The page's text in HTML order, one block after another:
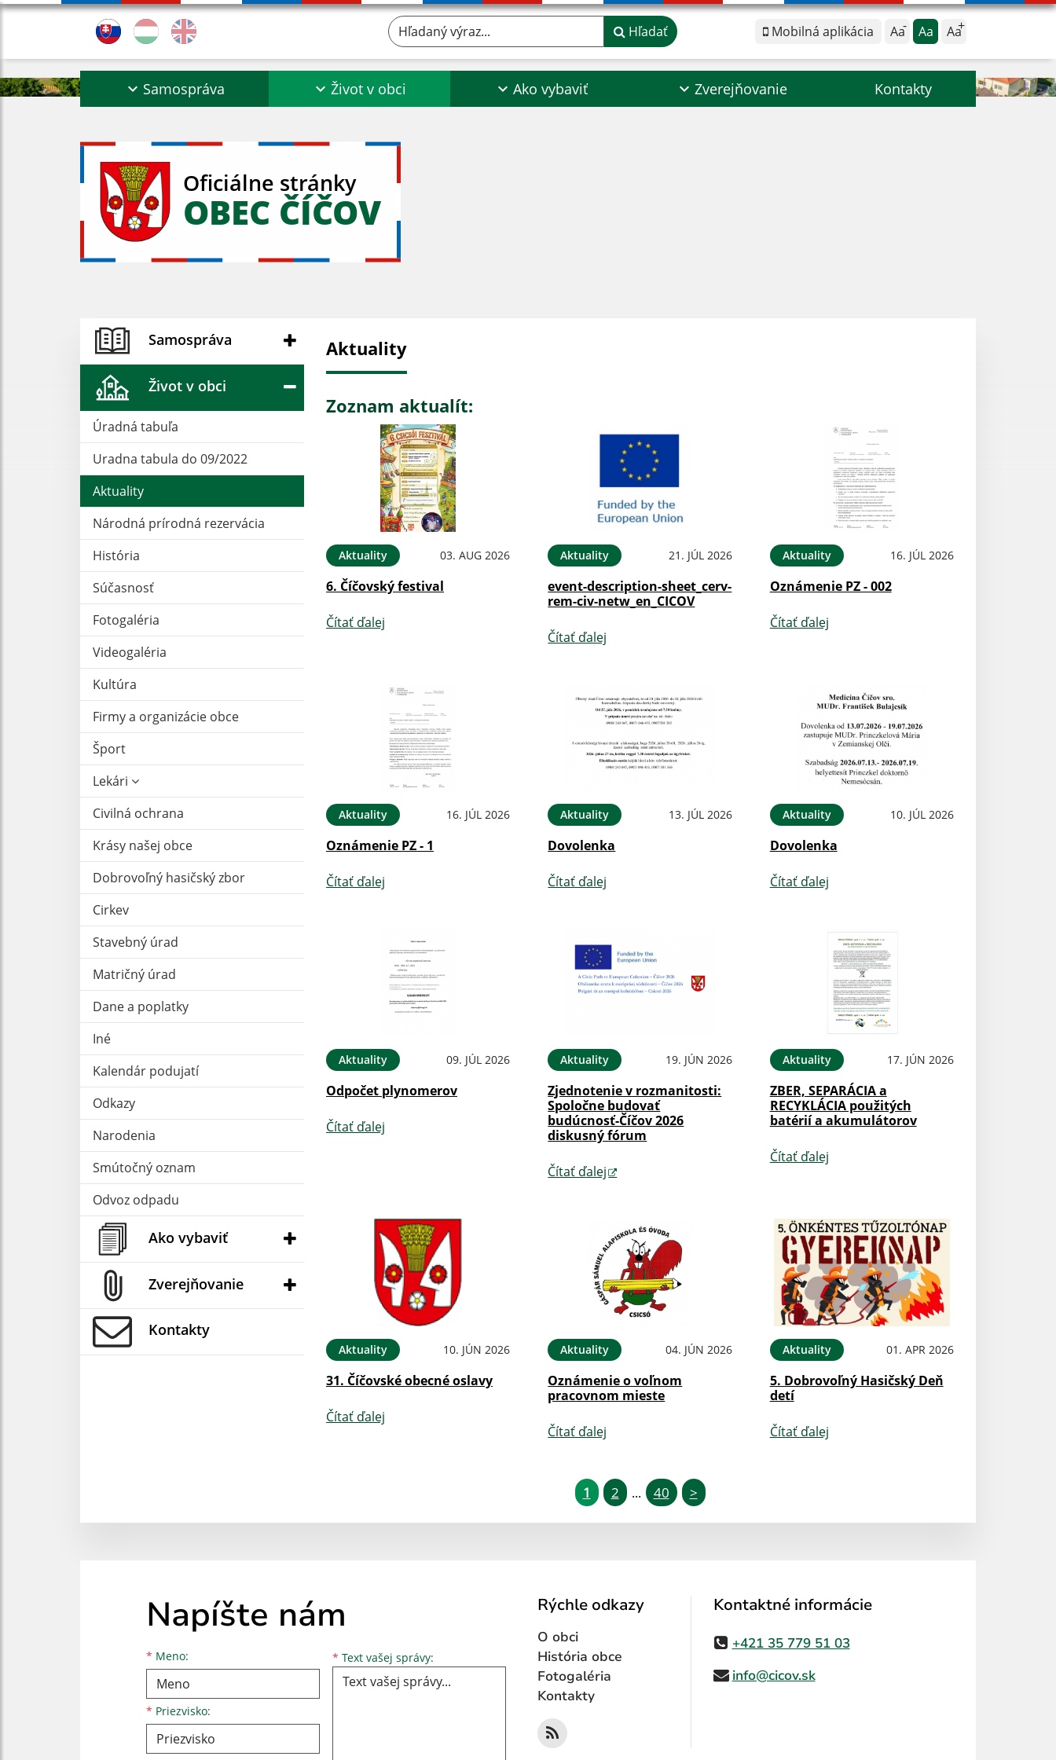
Mobilná aplikácia Aa Aa Aa
Hľadaný výraz... Hľadať
Samospráva Život v obci Ako vybaviť Zverejňovanie Kontakty
Oficiálne stránky
OBEC ČÍČOV
Samospráva
Život v obci
Úradná tabuľa
Uradna tabula do 09/2022
Aktuality
Národná prírodná rezervácia
História
Súčasnosť
Fotogaléria
Videogaléria
Kultúra
Firmy a organizácie obce
Šport
Lekári
Civilná ochrana
Krásy našej obce
Dobrovoľný hasičský zbor
Cirkev
Stavebný úrad
Matričný úrad
Dane a poplatky
Iné
Kalendár podujatí
Odkazy
Narodenia
Smútočný oznam
Odvoz odpadu
Ako vybaviť
Zverejňovanie
Kontakty
Aktuality
Zoznam aktualít:
Aktuality 03. AUG 2026
6. Číčovský festival
Čítať ďalej
Aktuality 21. JÚL 2026
event-description-sheet_cerv-
rem-civ-netw_en_CICOV
Čítať ďalej
Aktuality 16. JÚL 2026
Oznámenie PZ - 002
Čítať ďalej
Aktuality 16. JÚL 2026
Oznámenie PZ - 1
Čítať ďalej
Aktuality 13. JÚL 2026
Dovolenka
Čítať ďalej
Aktuality 10. JÚL 2026
Dovolenka
Čítať ďalej
Aktuality 09. JÚL 2026
Odpočet plynomerov
Čítať ďalej
Aktuality 19. JÚN 2026
Zjednotenie v rozmanitosti:
Spoločne budovať
budúcnosť-Číčov 2026
diskusný fórum
Čítať ďalej
Aktuality 17. JÚN 2026
ZBER, SEPARÁCIA a
RECYKLÁCIA použitých
batérií a akumulátorov
Čítať ďalej
Aktuality 10. JÚN 2026
31. Číčovské obecné oslavy
Čítať ďalej
Aktuality 04. JÚN 2026
Oznámenie o voľnom
pracovnom mieste
Čítať ďalej
Aktuality 01. APR 2026
5. Dobrovoľný Hasičský Deň
detí
Čítať ďalej
1 2 ... 40 >
Napíšte nám
* Meno:
Meno
* Priezvisko:
Priezvisko
E-mailová adresa * Text vašej správy: Text vašej správy...
Rýchle odkazy
O obci
História obce
Fotogaléria
Kontakty
Kontaktné informácie
+421 35 779 51 03
info@cicov.sk